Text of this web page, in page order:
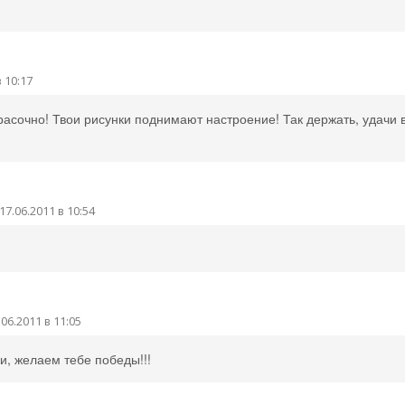
10:17
Твои рисунки поднимают настроение! Так держать, удачи
17.06.2011 в 10:54
в 11:05
желаем тебе победы!!!